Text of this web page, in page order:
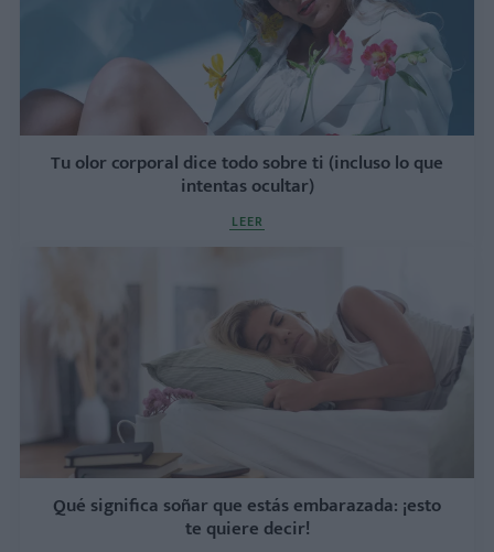
Tu olor corporal dice todo sobre ti (incluso lo que
intentas ocultar)
LEER
Qué significa soñar que estás embarazada: ¡esto
te quiere decir!